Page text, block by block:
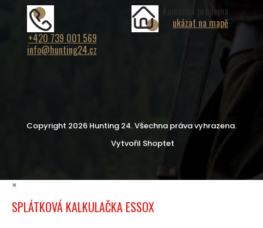
+420 739 001 569
info@hunting24.cz
Kamenná prodejna
ukázat na mapě
Vytvořil Shoptet
Copyright 2026 Hunting 24. Všechna práva vyhrazena.
×
SPLÁTKOVÁ KALKULAČKA ESSOX